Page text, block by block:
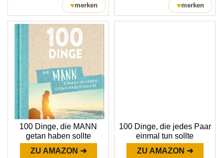
♥merken ♥merken
100 Dinge, die MANN
getan haben sollte
ZU AMAZON ➜
100 Dinge, die jedes Paar
einmal tun sollte
ZU AMAZON ➜